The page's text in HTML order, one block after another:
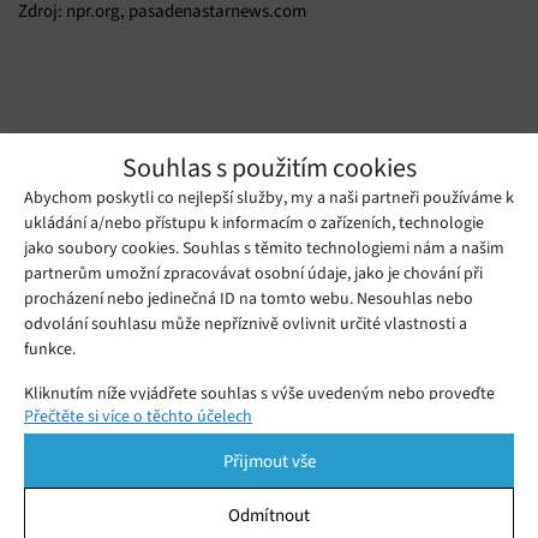
Souhlas s použitím cookies
Abychom poskytli co nejlepší služby, my a naši partneři používáme k
ukládání a/nebo přístupu k informacím o zařízeních, technologie
jako soubory cookies. Souhlas s těmito technologiemi nám a našim
partnerům umožní zpracovávat osobní údaje, jako je chování při
procházení nebo jedinečná ID na tomto webu. Nesouhlas nebo
odvolání souhlasu může nepříznivě ovlivnit určité vlastnosti a
funkce.
Kliknutím níže vyjádřete souhlas s výše uvedeným nebo proveďte
podrobnější rozhodnutí. Vaše volby budou použity pouze na tomto
pomocí přepínačů v Zásadách cookies nebo kliknutím na tlačítko
Spravovat souhlas ve spodní části obrazovky.
Přečtěte si více o těchto účelech
Přijmout vše
Odmítnout
Zdroj: npr.org, pasadenastarnews.com
Kliknutím přijmete cookies a povolíte tento
obsah